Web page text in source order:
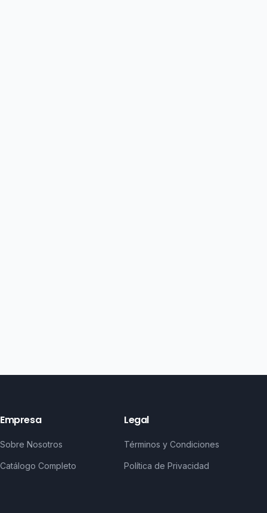
Empresa
Sobre Nosotros
Catálogo Completo
Legal
Términos y Condiciones
Política de Privacidad